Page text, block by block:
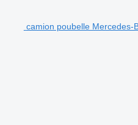
camion poubelle Mercedes-